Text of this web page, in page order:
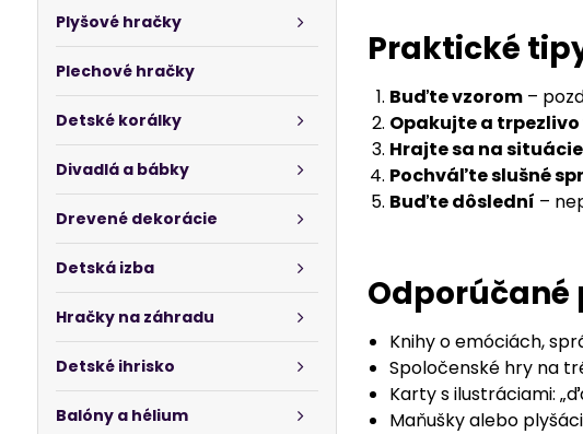
Praktické
Buďte vzorom –
Opakujte a
Hrajte sa na situácie
Pochváľte slušné
Buďte dôslední –
Odporúčané
Knihy o emóciách,
Spoločenské hry na
Karty s ilustráciami:
Maňušky alebo
Plyšové hračky
Plechové hračky
Detské korálky
Divadlá a bábky
Drevené dekorácie
Detská izba
Hračky na záhradu
Detské ihrisko
Balóny a hélium